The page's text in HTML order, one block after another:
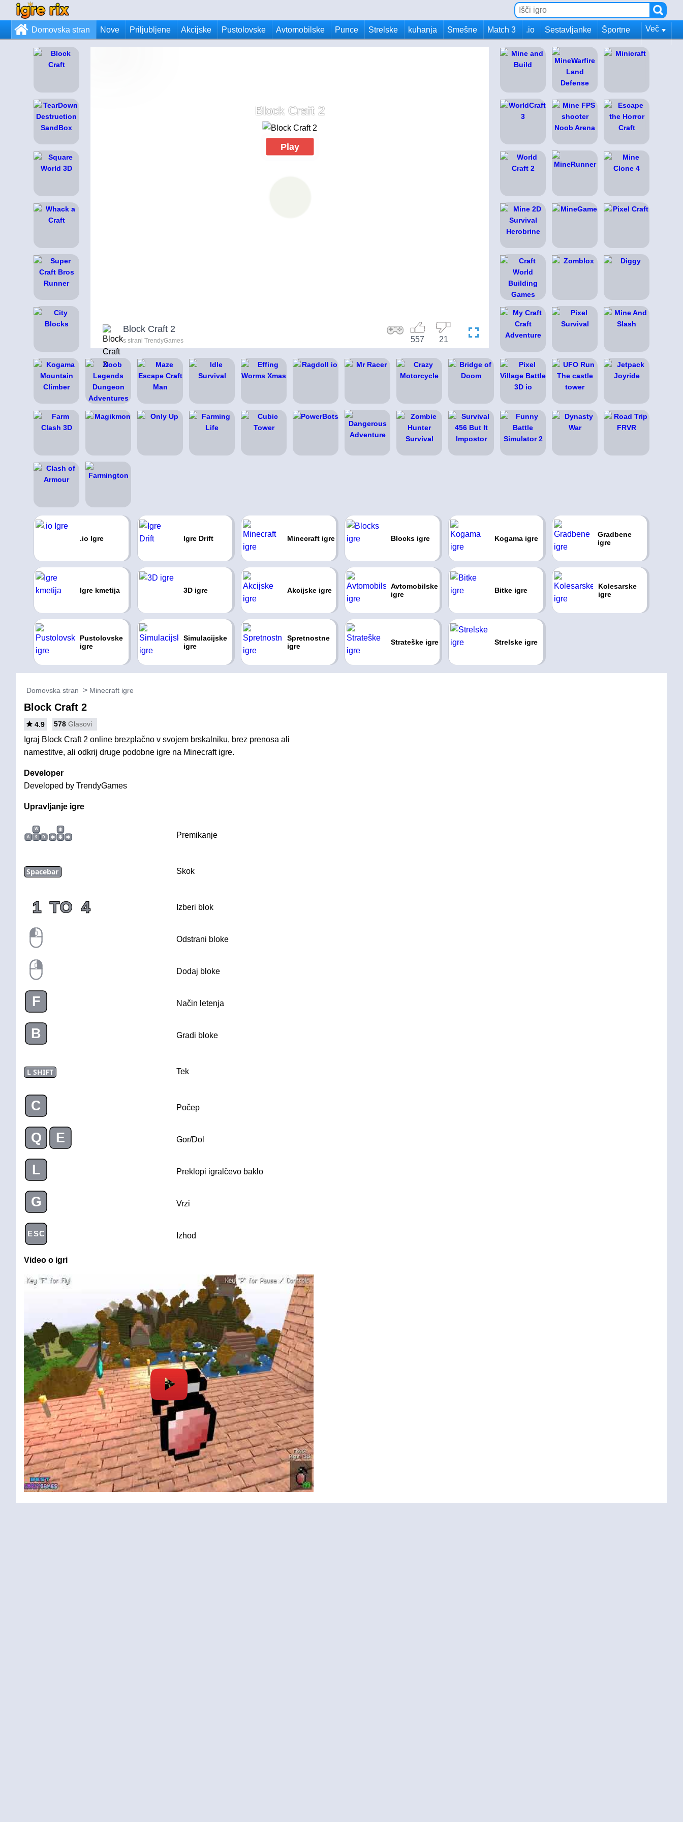
Domovska stran Nove Priljubljene Akcijske Pustolovske Avtomobilske Punce Strelske kuhanja Smešne Match 3 .io Sestavljanke Športne Več
Block Craft 2
Play
Block Craft 2
s strani TrendyGames 21
557
.io Igre Igre Drift Minecraft igre Blocks igre Kogama igre
Gradbene
igre
Igre kmetija 3D igre Akcijske igre
Avtomobilske
igre
Bitke igre
Kolesarske
igre
Pustolovske
igre
Simulacijske
igre
Spretnostne
igre
Strateške igre Strelske igre
Domovska stran Minecraft igre
Block Craft 2
4.9 578 Glasovi
Igraj Block Craft 2 online brezplačno v svojem brskalniku, brez prenosa ali
namestitve, ali odkrij druge podobne igre na Minecraft igre.
Developer
Developed by TrendyGames
Upravljanje igre
W
A
S D Premikanje
Spacebar Skok
1 TO 4 Izberi blok
Odstrani bloke
Dodaj bloke
F Način letenja
B Gradi bloke
L SHIFT Tek
C Počep
Q E Gor/Dol
L Preklopi igralčevo baklo
G Vrzi
ESC Izhod
Video o igri